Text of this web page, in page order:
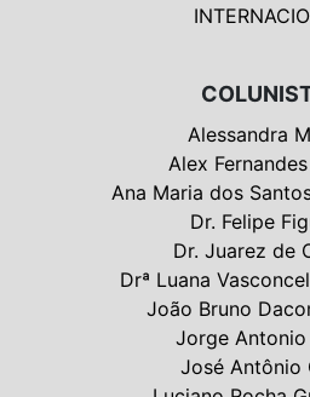
Alessandra
Alex
Ana Maria dos
Dr. Felipe
Dr. Juarez de
Drª Luana
João Bruno
Jorge Antonio
José Antônio